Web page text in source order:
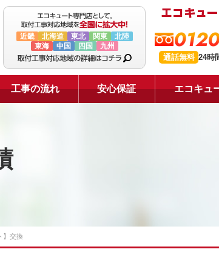
近畿 北海道 東北 関東
北陸
東海
中国 四国 九州
通話無料 24時
工事の流れ 安心保証 エコキュ
】交換